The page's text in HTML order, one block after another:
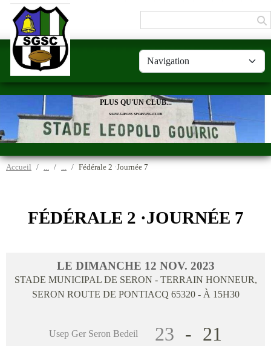
PLUS QU'UN CLUB...
SAINT-GIRONS SPORTING-CLUB
Accueil Fédérale 2 ·Journée 7
FÉDÉRALE 2 ·JOURNÉE 7
LE DIMANCHE 12 NOV. 2023
STADE MUNICIPAL DE SERON - TERRAIN HONNEUR,
SERON ROUTE DE PONTIACQ 65320 - À 15H30
Usep Ger Seron Bedeil 23 - 21
Panneau de gestion des cookies